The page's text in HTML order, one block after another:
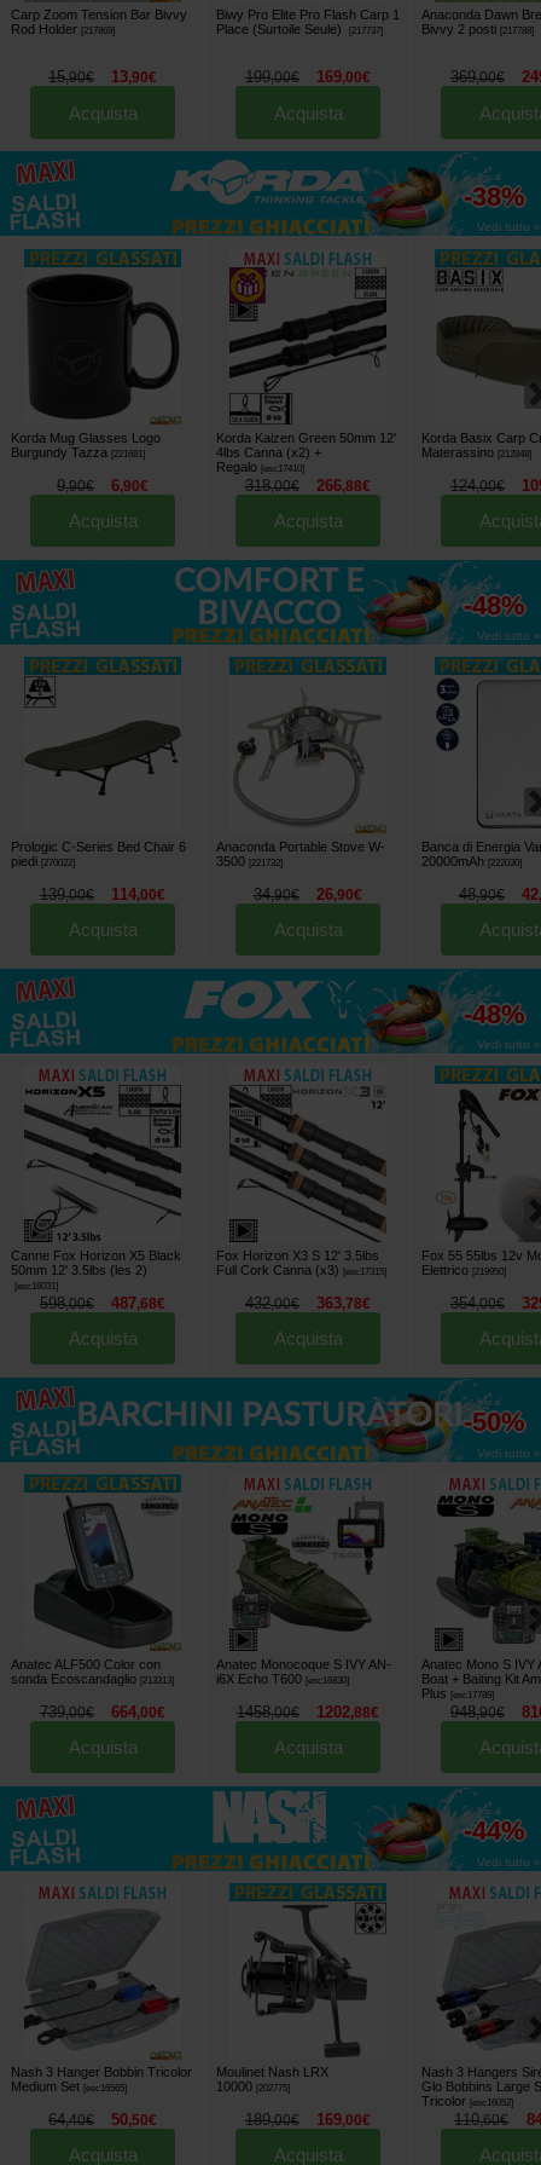
Carp Zoom Tension Bar Bivvy
Rod Holder [217869]
15,90€ 13,90€
Acquista
Biwy Pro Elite Pro Flash Carp 1
Place (Surtoile Seule)
[217737]
199,00€ 169,00€
Acquista
Anaconda Dawn
Bivvy 2 posti [217788]
369,00€
fino al
-38%
Vedi tutto »
Korda Mug Glasses Logo
Burgundy Tazza
[221681]
9,90€ 6,90€
Acquista
Korda Kaizen Green 50mm 12'
4lbs Canna (x2) +
Regalo [esc17410]
318,00€ 266,88€
Acquista
Korda Basix Carp
Materassino [212848]
124,00€
fino al
-48%
Vedi tutto »
Prologic C-Series Bed Chair 6
piedi [270022]
139,00€ 114,00€
Acquista
Anaconda Portable Stove W-
3500 [221732]
34,90€ 26,90€
Acquista
Banca di Energia
20000mAh [222030]
48,90€ 42
fino al
-48%
Vedi tutto »
Canne Fox Horizon X5 Black
50mm 12' 3.5lbs (les 2)
[esc18031]
598,00€ 487,68€
Acquista
Fox Horizon X3 S 12' 3.5lbs
Full Cork Canna (x3)
[esc17315]
432,00€ 363,78€
Acquista
Fox 55 55lbs 12v
Elettrico
219950]
354,00€
fino al
-50%
Vedi tutto »
Anatec ALF500 Color con
sonda Ecoscandaglio [213313]
739,00€ 664,00€
Acquista
Anatec Monocoque S IVY AN-
i6X Echo T600 [esc16830]
1458,00€ 1202,88€
Acquista
Anatec Mono S IVY
Boat + Baiting Kit
Plus [esc17789]
948,90€
fino al
-44%
Vedi tutto »
Nash 3 Hanger Bobbin Tricolor
Medium Set [esc16565]
64,40€ 50,50€
Acquista
Moulinet Nash LRX
10000 [202775]
189,00€ 169,00€
Acquista
Nash 3 Hangers
Glo Bobbins Large
Tricolor [esc16052]
110,60€